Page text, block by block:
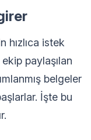
hızlıca istek
paylaşılan
belgeler
İşte bu